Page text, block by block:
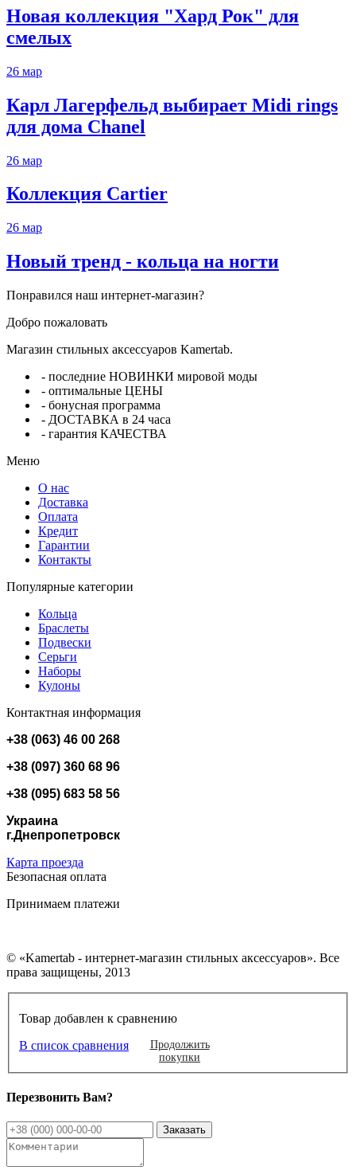
Новая коллекция "Хард Рок" для
смелых
26 мар
Карл Лагерфельд выбирает Midi rings
для дома Chanel
26 мар
Коллекция Cartier
26 мар
Новый тренд - кольца на ногти
Понравился наш интернет-магазин?
Добро пожаловать
Магазин стильных аксессуаров Kamertab.
- последние НОВИНКИ мировой моды
- оптимальные ЦЕНЫ
- бонусная программа
- ДОСТАВКА в 24 часа
- гарантия КАЧЕСТВА
Меню
О нас
Доставка
Оплата
Кредит
Гарантии
Контакты
Популярные категории
Кольца
Браслеты
Подвески
Серьги
Наборы
Кулоны
Контактная информация
+38 (063) 46 00 268
+38 (097) 360 68 96
+38 (095) 683 58 56
Украина
г.Днепропетровск
Карта проезда
Безопасная оплата
Принимаем платежи
© «Kamertab - интернет-магазин стильных аксессуаров». Все
права защищены, 2013
Товар добавлен к сравнению
В список сравнения
Продолжить
покупки
Перезвонить Вам?